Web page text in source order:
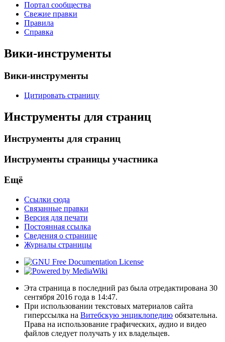
Портал сообщества
Свежие правки
Правила
Справка
Вики-инструменты
Вики-инструменты
Цитировать страницу
Инструменты для страниц
Инструменты для страниц
Инструменты страницы участника
Ещё
Ссылки сюда
Связанные правки
Версия для печати
Постоянная ссылка
Сведения о странице
Журналы страницы
Эта страница в последний раз была отредактирована 30
сентября 2016 года в 14:47.
При использовании текстовых материалов сайта
гиперссылка на Витебскую энциклопедию обязательна.
Права на использование графических, аудио и видео
файлов следует получать у их владельцев.